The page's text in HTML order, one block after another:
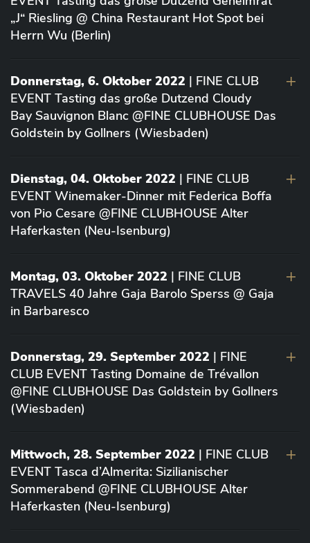
„J“ Riesling @ China Restaurant Hot Spot bei
Herrn Wu (Berlin)
Donnerstag, 6. Oktober 2022 | FINE CLUB
EVENT Tasting das große Dutzend Cloudy
Bay Sauvignon Blanc @FINE CLUBHOUSE Das
Goldstein by Gollners (Wiesbaden)
Dienstag, 04. Oktober 2022 | FINE CLUB
EVENT Winemaker-Dinner mit Federica Boffa
von Pio Cesare @FINE CLUBHOUSE Alter
Haferkasten (Neu-Isenburg)
Montag, 03. Oktober 2022 | FINE CLUB
TRAVELS 40 Jahre Gaja Barolo Sperss @ Gaja
in Barbaresco
Donnerstag, 29. September 2022 | FINE
CLUB EVENT Tasting Domaine de Trévallon
@FINE CLUBHOUSE Das Goldstein by Gollners
(Wiesbaden)
Mittwoch, 28. September 2022 | FINE CLUB
EVENT Tasca d’Almerita: Sizilianischer
Sommerabend @FINE CLUBHOUSE Alter
Haferkasten (Neu-Isenburg)